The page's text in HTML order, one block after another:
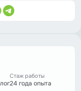
Стаж работы
24 года опыта